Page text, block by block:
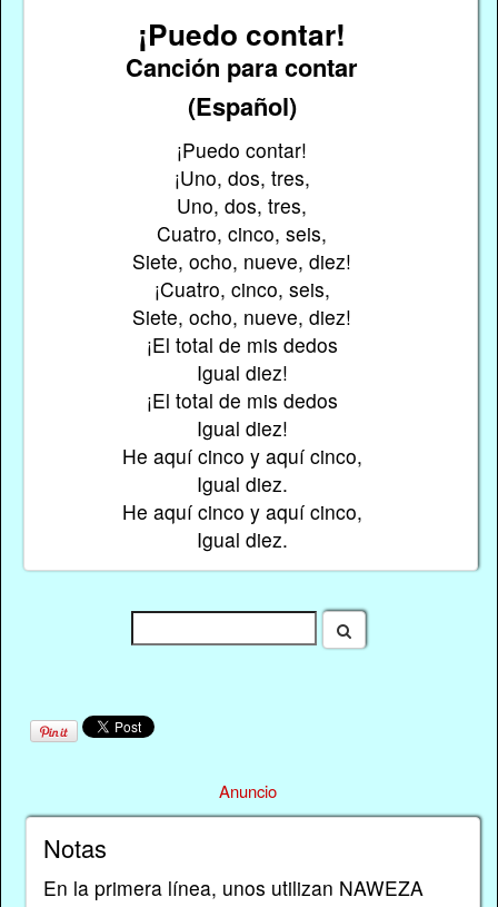
¡Puedo contar!
Canción para contar
(Español)
¡Puedo contar!
¡Uno, dos, tres,
Uno, dos, tres,
Cuatro, cinco, seis,
Siete, ocho, nueve, diez!
¡Cuatro, cinco, seis,
Siete, ocho, nueve, diez!
¡El total de mis dedos
Igual diez!
¡El total de mis dedos
Igual diez!
He aquí cinco y aquí cinco,
Igual diez.
He aquí cinco y aquí cinco,
Igual diez.
Anuncio
Notas
En la primera línea, unos utilizan NAWEZA